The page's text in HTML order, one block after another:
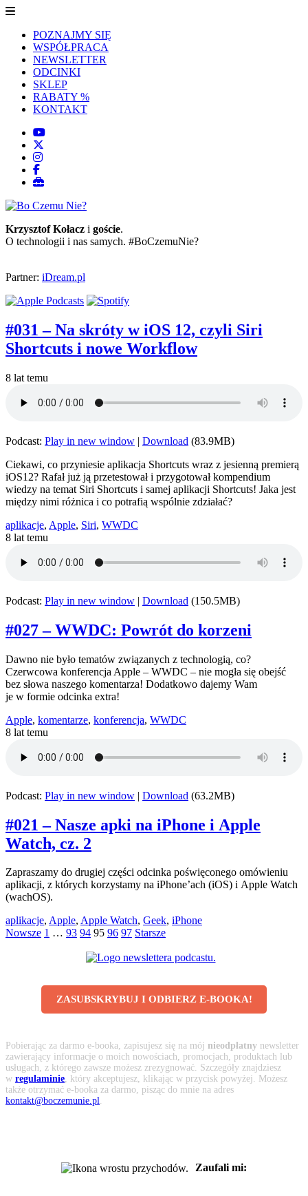
POZNAJMY SIĘ
WSPÓŁPRACA
NEWSLETTER
ODCINKI
SKLEP
RABATY %
KONTAKT
Krzysztof Kołacz i goście.
O technologii i nas samych. #BoCzemuNie?
Partner: iDream.pl
#031 – Na skróty w iOS 12, czyli Siri
Shortcuts i nowe Workflow
8 lat temu
Podcast: Play in new window | Download (83.9MB)
Ciekawi, co przyniesie aplikacja Shortcuts wraz z jesienną premierą
iOS12? Rafał już ją przetestował i przygotował kompendium
wiedzy na temat Siri Shortcuts i samej aplikacji Shortcuts! Jaka jest
między nimi różnica i co potrafią wspólnie zdziałać?
aplikacje, Apple, Siri, WWDC
8 lat temu
Podcast: Play in new window | Download (150.5MB)
#027 – WWDC: Powrót do korzeni
Dawno nie było tematów związanych z technologią, co?
Czerwcowa konferencja Apple – WWDC – nie mogła się obejść
bez słowa naszego komentarza! Dodatkowo dajemy Wam
je w formie odcinka extra!
Apple, komentarze, konferencja, WWDC
8 lat temu
Podcast: Play in new window | Download (63.2MB)
#021 – Nasze apki na iPhone i Apple
Watch, cz. 2
Zapraszamy do drugiej części odcinka poświęconego omówieniu
aplikacji, z których korzystamy na iPhone’ach (iOS) i Apple Watch
(wachOS).
aplikacje, Apple, Apple Watch, Geek, iPhone
Nowsze 1 … 93 94 95 96 97 Starsze
ZASUBSKRYBUJ I ODBIERZ E-BOOKA!
Pobierając za darmo e-booka, zapisujesz się na mój nieodpłatny newsletter
zawierający informacje o moich nowościach, promocjach, produktach lub
usługach, z którego zawsze możesz zrezygnować. Szczegóły znajdziesz
w regulaminie , który akceptujesz, klikając w przycisk powyżej. Możesz
także otrzymać e-booka za darmo, pisząc do mnie na adres
kontakt@boczemunie.pl
Zaufali mi: